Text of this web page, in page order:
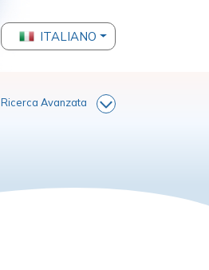
ITALIANO
Ricerca Avanzata